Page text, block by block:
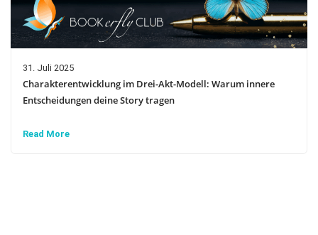
31. Juli 2025
Charakterentwicklung im Drei-Akt-Modell: Warum innere
Entscheidungen deine Story tragen
Read More